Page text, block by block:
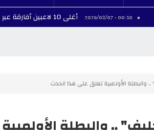
أغلى 10 لاعبين أفارقة عبر التاريخ
.. والبطلة الأولمبية تعلق على هذا الحدث